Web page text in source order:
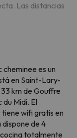
Las distancias
es un
en Saint-Lary-
km de Gouffre
Midi. El
wifi gratis en
de 4
totalmente